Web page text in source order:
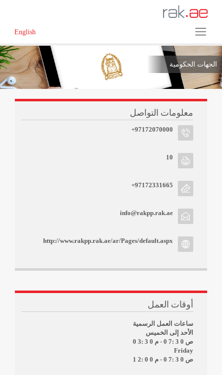
English
الجهات الحكومية
معلومات التواصل
+97172070000
10
+97172331665
info@rakpp.rak.ae
http://www.rakpp.rak.ae/ar/Pages/default.aspx
أوقات العمل
ساعات العمل الرسمية
الأحد إلى الخميس
0 3: 3 0 م
- 0 7: 3 0 ص
Friday
1 2: 0 0 م
- 0 7: 3 0 ص